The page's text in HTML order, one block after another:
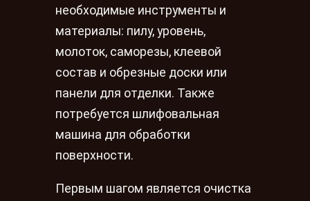
необходимые инструменты и
материалы: пилу, уровень,
молоток, саморезы, клеевой
состав и обрезные доски или
панели для отделки. Также
потребуется шлифовальная
машина для обработки
поверхности.
Первым шагом является очистка